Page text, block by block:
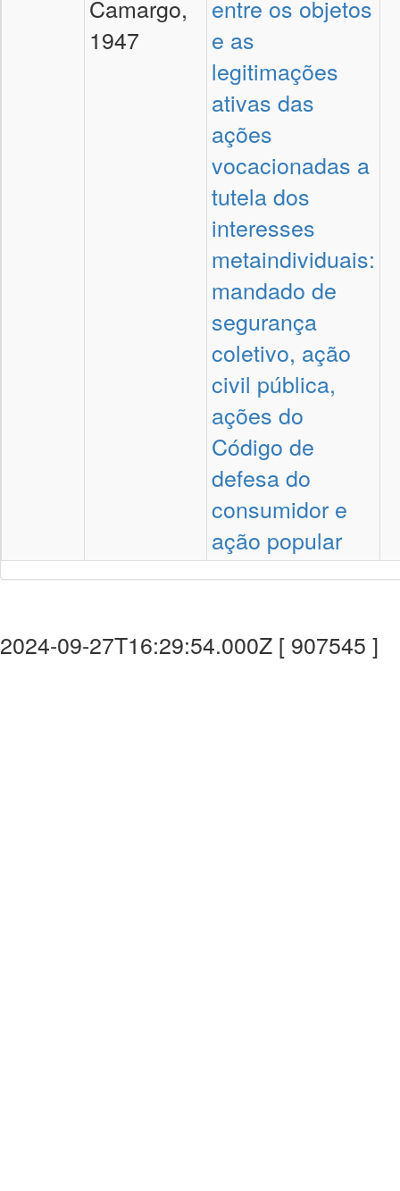
Camargo,
1947
entre os objetos
e as
legitimações
ativas das
ações
vocacionadas a
tutela dos
interesses
metaindividuais:
mandado de
segurança
coletivo, ação
civil pública,
ações do
Código de
defesa do
consumidor e
ação popular
2024-09-27T16:29:54.000Z [ 907545 ]